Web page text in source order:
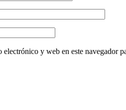
y web en este navegador